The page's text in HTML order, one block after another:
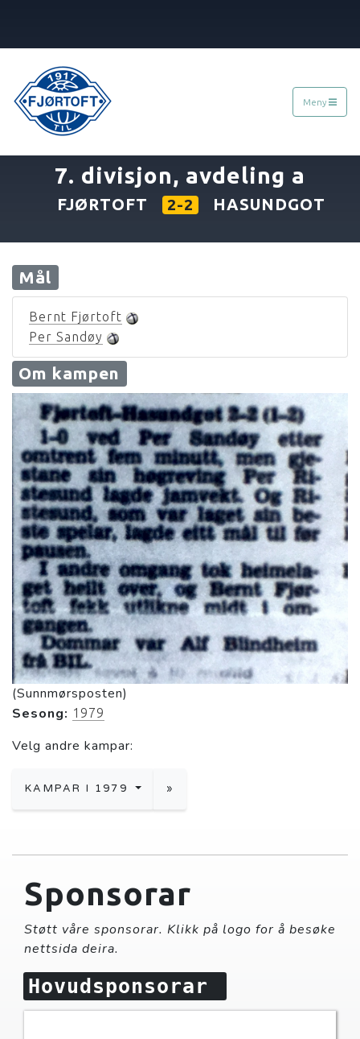
Meny
7. divisjon, avdeling a
FJØRTOFT 2-2 HASUNDGOT
Mål
Bernt Fjørtoft
Per Sandøy
Om kampen
(Sunnmørsposten)
Sesong: 1979
Velg andre kampar:
KAMPAR I 1979 »
Sponsorar
Støtt våre sponsorar. Klikk på logo for å besøke
nettsida deira.
Hovudsponsorar